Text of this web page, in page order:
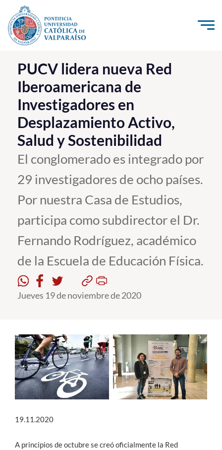
Click acá para ir directamente al contenido
La Universidad
Investigación, Creación e Innovación
PUCV Internacional
Vinculación con el Medio
Admisión
Pregrado
Postgrado
Formación Continua
Académicos
Funcionarios
English
PUCV lidera nueva Red
Iberoamericana de
Investigadores en
Desplazamiento Activo,
Salud y Sostenibilidad
El conglomerado es integrado por
29 investigadores de ocho países.
Por nuestra Casa de Estudios,
participa como subdirector el Dr.
Fernando Rodríguez, académico
de la Escuela de Educación Física.
Jueves 19 de noviembre de 2020
19.11.2020
A principios de octubre se creó oficialmente la Red